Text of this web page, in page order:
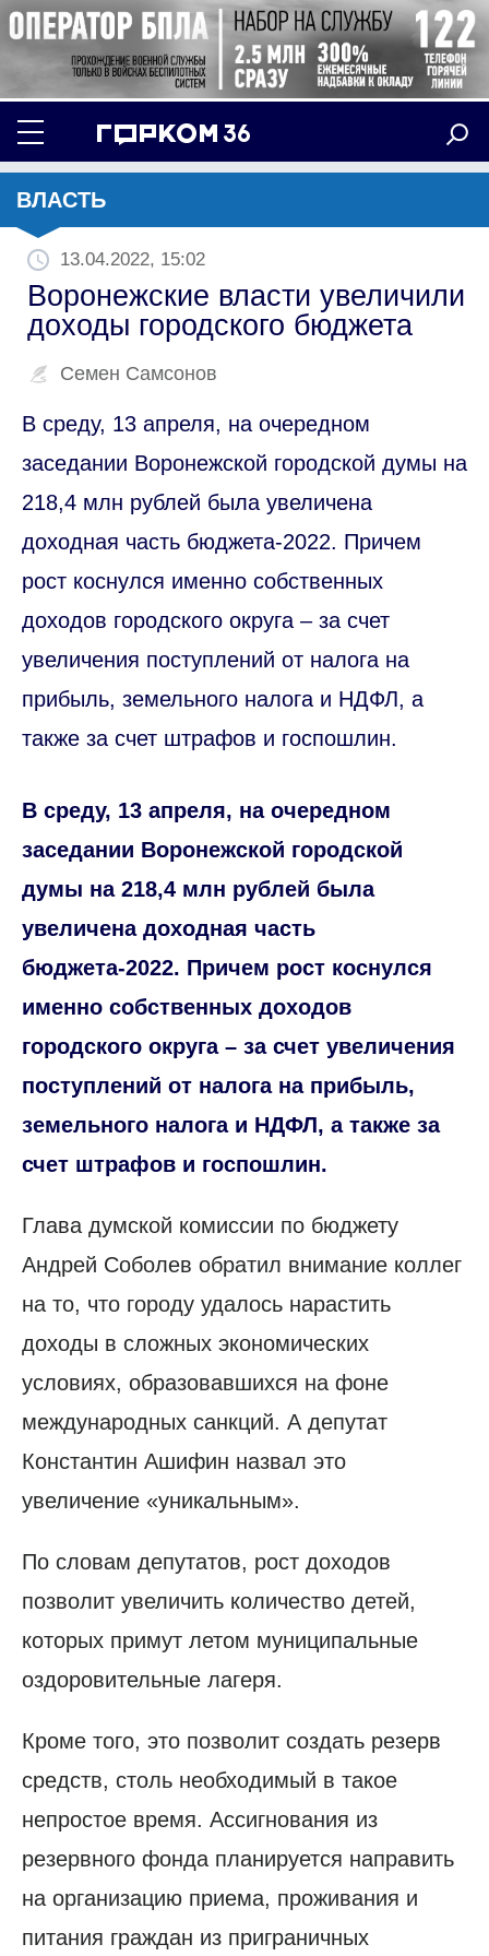
ВЛАСТЬ
13.04.2022, 15:02
Воронежские власти увеличили
доходы городского бюджета
Семен Самсонов
В среду, 13 апреля, на очередном
заседании Воронежской городской думы на
218,4 млн рублей была увеличена
доходная часть бюджета-2022. Причем
рост коснулся именно собственных
доходов городского округа – за счет
увеличения поступлений от налога на
прибыль, земельного налога и НДФЛ, а
также за счет штрафов и госпошлин.
В среду, 13 апреля, на очередном
заседании Воронежской городской
думы на 218,4 млн рублей была
увеличена доходная часть
бюджета-2022. Причем рост коснулся
именно собственных доходов
городского округа – за счет увеличения
поступлений от налога на прибыль,
земельного налога и НДФЛ, а также за
счет штрафов и госпошлин.
Глава думской комиссии по бюджету
Андрей Соболев обратил внимание коллег
на то, что городу удалось нарастить
доходы в сложных экономических
условиях, образовавшихся на фоне
международных санкций. А депутат
Константин Ашифин назвал это
увеличение «уникальным».
По словам депутатов, рост доходов
позволит увеличить количество детей,
которых примут летом муниципальные
оздоровительные лагеря.
Кроме того, это позволит создать резерв
средств, столь необходимый в такое
непростое время. Ассигнования из
резервного фонда планируется направить
на организацию приема, проживания и
питания граждан из приграничных